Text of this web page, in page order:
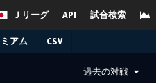
試合検索
API
Ｊリーグ
アム CSV
過去の対戦